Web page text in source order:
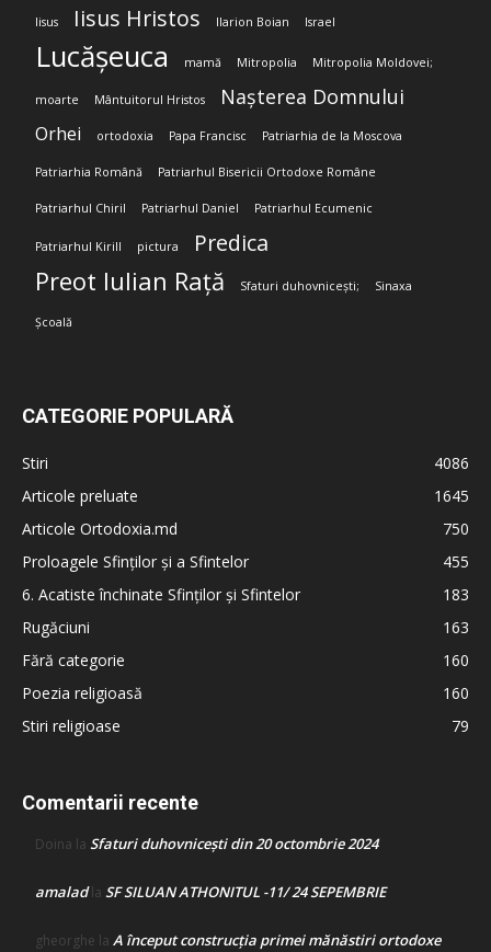
Iisus Iisus Hristos Ilarion Boian Israel
Lucășeuca mamă Mitropolia Mitropolia Moldovei;
moarte Mântuitorul Hristos Nașterea Domnului
Orhei ortodoxia Papa Francisc Patriarhia de la Moscova
Patriarhia Română Patriarhul Bisericii Ortodoxe Române
Patriarhul Chiril Patriarhul Daniel Patriarhul Ecumenic
Patriarhul Kirill pictura Predica
Preot Iulian Rață Sfaturi duhovnicești; Sinaxa
Școală
CATEGORIE POPULARĂ
Stiri
4086
Articole preluate
1645
Articole Ortodoxia.md
750
Proloagele Sfinților și a Sfintelor
455
6. Acatiste închinate Sfinților și Sfintelor
183
Rugăciuni
163
Fără categorie
160
Poezia religioasă
160
Stiri religioase
79
Comentarii recente
Doina la Sfaturi duhovnicești din 20 octombrie 2024
amaladla SF SILUAN ATHONITUL -11/ 24 SEPEMBRIE
gheorghe la A început construcţia primei mănăstiri ortodoxe